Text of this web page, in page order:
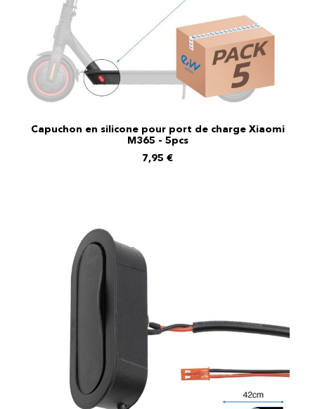
AJOUTER AU PANIER
Capuchon en silicone pour port de charge Xiaomi
M365 - 5pcs
7,95 €